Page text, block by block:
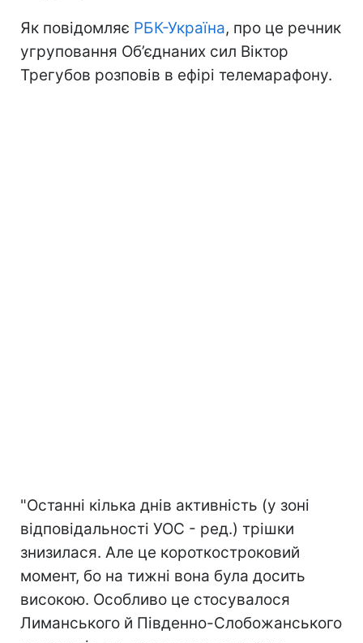
Як повідомляє РБК-Україна, про це речник
угруповання Об’єднаних сил Віктор
Трегубов розповів в ефірі телемарафону.
"Останні кілька днів активність (у зоні
відповідальності УОС - ред.) трішки
знизилася. Але це короткостроковий
момент, бо на тижні вона була досить
високою. Особливо це стосувалося
Лиманського й Південно-Слобожанського